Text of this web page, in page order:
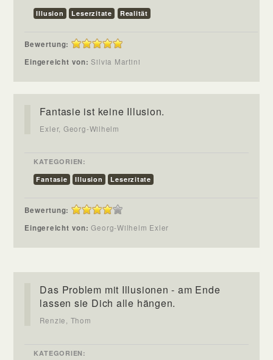
Illusion Leserzitate Realität
Bewertung:
Eingereicht von:Silvia Martini
Fantasie ist keine Illusion.
Exler, Georg-Wilhelm
KATEGORIEN:
Fantasie
Illusion Leserzitate
Bewertung:
Eingereicht von:Georg-Wilhelm Exler
Das Problem mit Illusionen - am Ende
lassen sie Dich alle hängen.
Renzie, Thom
KATEGORIEN: